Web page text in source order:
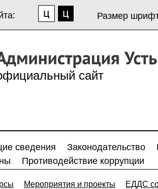
Размер
сайт
сведения Законодательство
Противодействие коррупции
Мероприятия и проекты ЕДДС